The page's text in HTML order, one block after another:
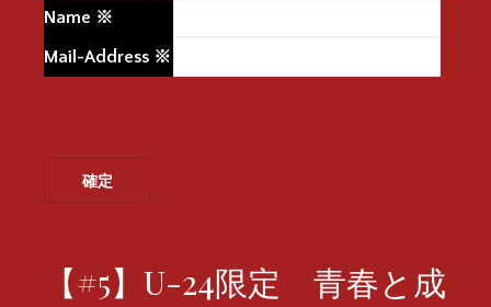
Name ※
Mail-Address ※
【#5】U-24限定 青春と成